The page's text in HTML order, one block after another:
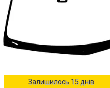
Залишилось 15 днів